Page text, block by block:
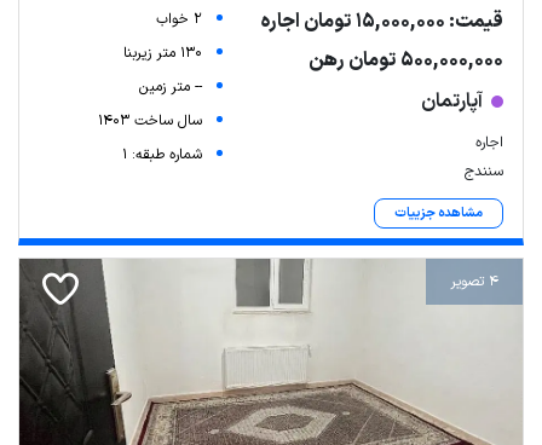
قیمت: 15,000,000 تومان اجاره
500,000,000 تومان رهن
آپارتمان
اجاره
سنندج
مشاهده جزییات
2 خواب
130 متر زیربنا
-- متر زمین
سال ساخت 1403
شماره طبقه: 1
4 تصویر